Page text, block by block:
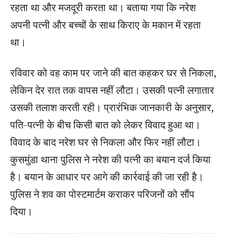
रहता था और मजदूरी करता था। बताया गया कि नरेश
अपनी पत्नी और बच्चों के साथ किराए के मकान में रहता
था।
रविवार को वह काम पर जाने की बात कहकर घर से निकला,
लेकिन देर रात तक वापस नहीं लौटा। उसकी पत्नी लगातार
उसकी तलाश करती रही। प्रारंभिक जानकारी के अनुसार,
पति-पत्नी के बीच किसी बात को लेकर विवाद हुआ था।
विवाद के बाद नरेश घर से निकला और फिर नहीं लौटा।
कुसमुंडा थाना पुलिस ने नरेश की पत्नी का बयान दर्ज किया
है। बयान के आधार पर आगे की कार्रवाई की जा रही है।
पुलिस ने शव का पोस्टमार्टम कराकर परिजनों को सौंप
दिया।